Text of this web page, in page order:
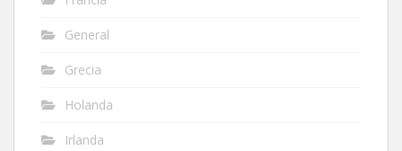
General
Grecia
Holanda
Irlanda